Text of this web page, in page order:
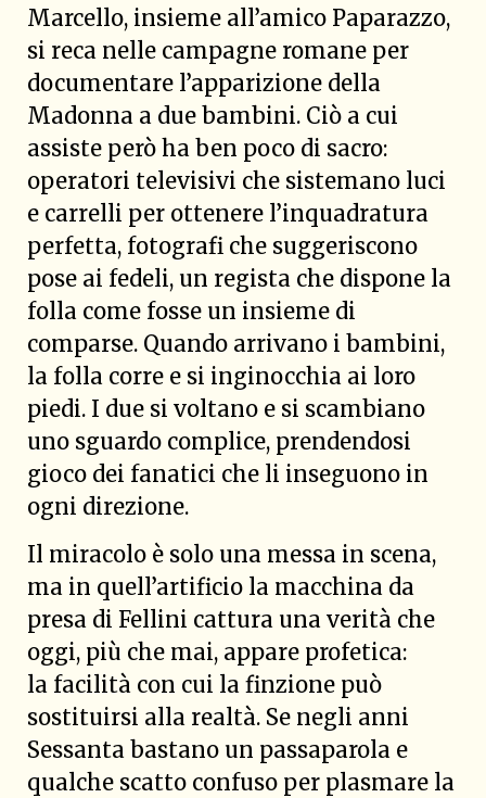
Marcello, insieme all’amico Paparazzo,
si reca nelle campagne romane per
documentare l’apparizione della
Madonna a due bambini. Ciò a cui
assiste però ha ben poco di sacro:
operatori televisivi che sistemano luci
e carrelli per ottenere l’inquadratura
perfetta, fotografi che suggeriscono
pose ai fedeli, un regista che dispone la
folla come fosse un insieme di
comparse. Quando arrivano i bambini,
la folla corre e si inginocchia ai loro
piedi. I due si voltano e si scambiano
uno sguardo complice, prendendosi
gioco dei fanatici che li inseguono in
ogni direzione.
Il miracolo è solo una messa in scena,
ma in quell’artificio la macchina da
presa di Fellini cattura una verità che
oggi, più che mai, appare profetica:
la facilità con cui la finzione può
sostituirsi alla realtà. Se negli anni
Sessanta bastano un passaparola e
qualche scatto confuso per plasmare la